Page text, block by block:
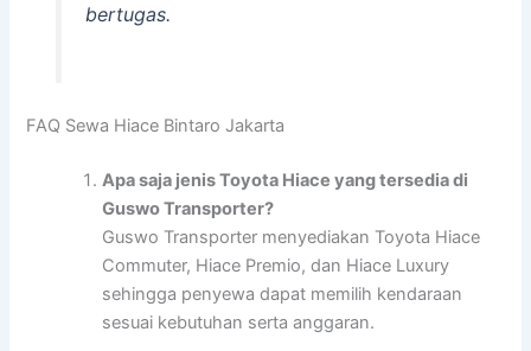
bertugas.
FAQ Sewa Hiace Bintaro Jakarta
Apa saja jenis Toyota Hiace yang tersedia di
Guswo Transporter?
Guswo Transporter menyediakan Toyota Hiace
Commuter, Hiace Premio, dan Hiace Luxury
sehingga penyewa dapat memilih kendaraan
sesuai kebutuhan serta anggaran.